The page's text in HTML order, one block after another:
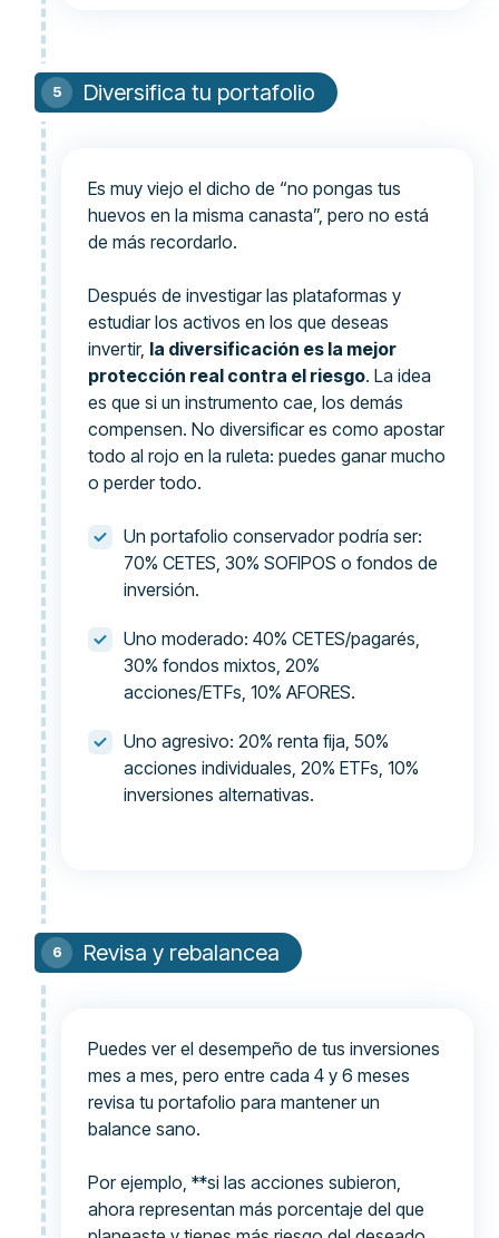
Diversifica tu portafolio
Es muy viejo el dicho de “no pongas tus
huevos en la misma canasta”, pero no está
de más recordarlo.
Después de investigar las plataformas y
estudiar los activos en los que deseas
invertir, la diversificación es la mejor
protección real contra el riesgo. La idea
es que si un instrumento cae, los demás
compensen. No diversificar es como apostar
todo al rojo en la ruleta: puedes ganar mucho
o perder todo.
Un portafolio conservador podría ser:
70% CETES, 30% SOFIPOS o fondos de
inversión.
Uno moderado: 40% CETES/pagarés,
30% fondos mixtos, 20%
acciones/ETFs, 10% AFORES.
Uno agresivo: 20% renta fija, 50%
acciones individuales, 20% ETFs, 10%
inversiones alternativas.
Revisa y rebalancea
Puedes ver el desempeño de tus inversiones
mes a mes, pero entre cada 4 y 6 meses
revisa tu portafolio para mantener un
balance sano.
Por ejemplo, **si las acciones subieron,
ahora representan más porcentaje del que